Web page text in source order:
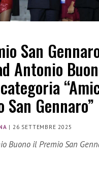
San
Antonio
San Gennaro”
|26 SETTEMBRE 2025
Buono il Premio San